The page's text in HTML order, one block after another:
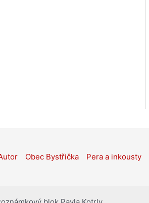
Obec Bystřička Pera a inkousty